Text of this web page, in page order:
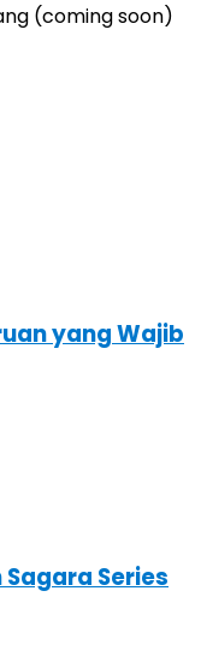
(coming soon)
yang Wajib
Series